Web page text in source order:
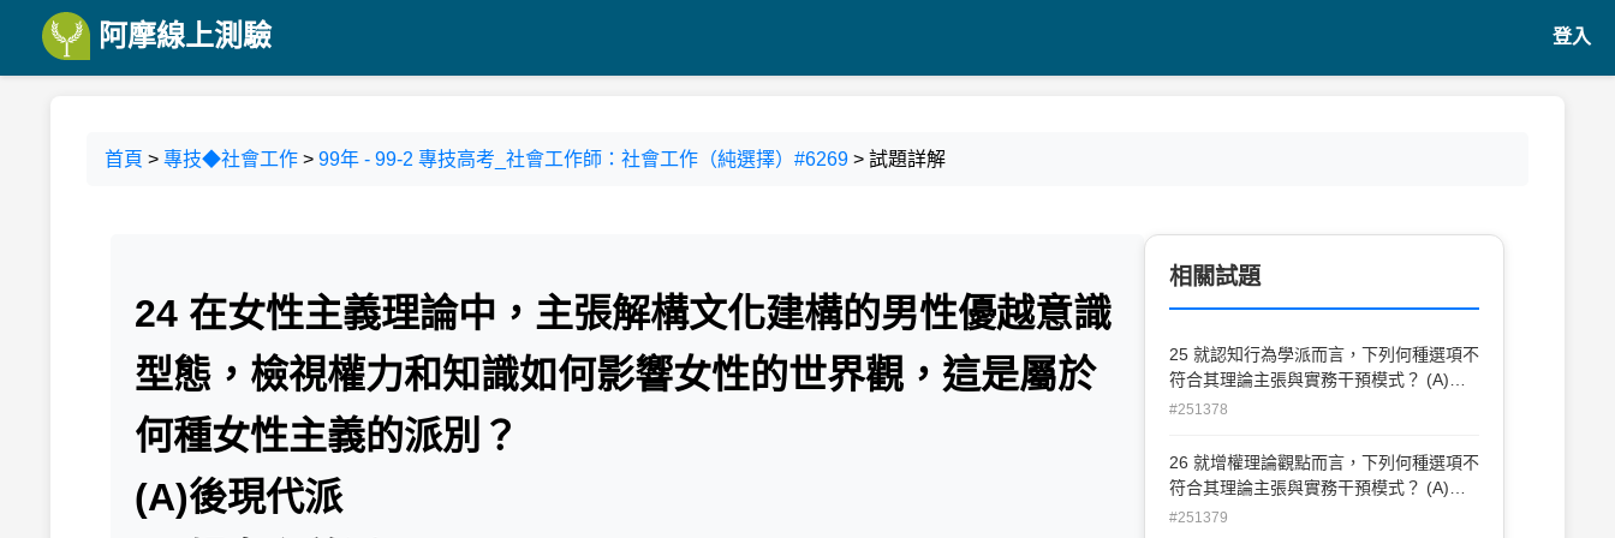
阿摩線上測驗 登入
首頁 > 專技◆社會工作 > 99年 - 99-2 專技高考_社會工作師：社會工作（純選擇）#6269 > 試題詳解
24 在女性主義理論中，主張解構文化建構的男性優越意識
型態，檢視權力和知識如何影響女性的世界觀，這是屬於
何種女性主義的派別？
(A)後現代派
相關試題
25 就認知行為學派而言，下列何種選項不
符合其理論主張與實務干預模式？ (A)藉
由增強作用，消除非理性認知(B)短期內協
範，學習新經驗(D)運用系統減敏法修正行
為
#251378
26 就增權理論觀點而言，下列何種選項不
符合其理論主張與實務干預模式？ (A)主
張干涉主義（antithesis of paternalism）
#251379